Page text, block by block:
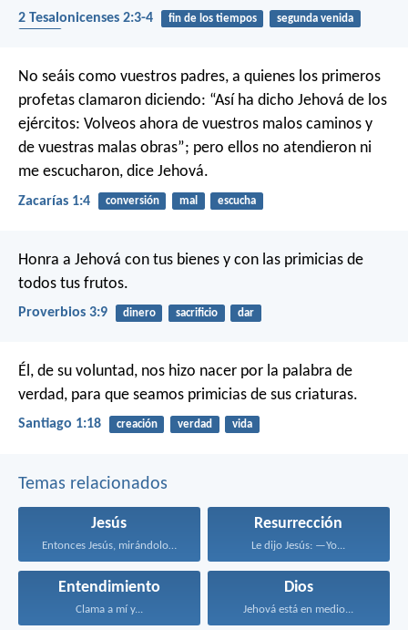
2 Tesalonicenses 2:3-4 fin de los tiempos
segunda venida
No seáis como vuestros padres, a quienes los primeros
profetas clamaron diciendo: “Así ha dicho Jehová de los
ejércitos: Volveos ahora de vuestros malos caminos y
de vuestras malas obras”; pero ellos no atendieron ni
me escucharon, dice Jehová.
Zacarías 1:4 conversión mal escucha
Honra a Jehová con tus bienes y con las primicias de
todos tus frutos.
Proverbios 3:9 dinero sacrificio dar
Él, de su voluntad, nos hizo nacer por la palabra de
verdad, para que seamos primicias de sus criaturas.
Santiago 1:18 creación verdad vida
Temas relacionados
Jesús
Entonces Jesús, mirándolos, dijo...
Resurrección
Le dijo Jesús: —Yo...
Entendimiento
Clama a mí y...
Dios
Jehová está en medio...